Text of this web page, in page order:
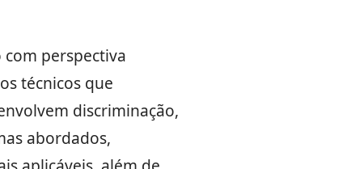
perspectiva
técnicos que
discriminação,
abordados,